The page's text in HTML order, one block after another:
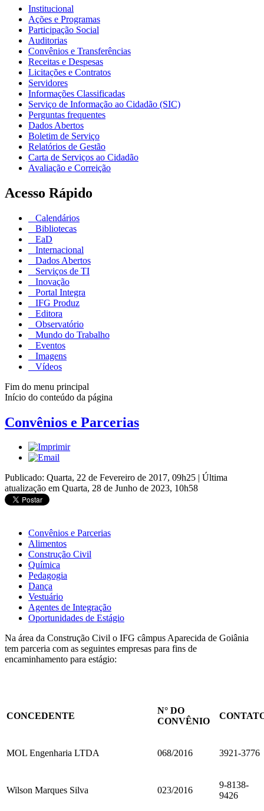
Institucional
Ações e Programas
Participação Social
Auditorias
Convênios e Transferências
Receitas e Despesas
Licitações e Contratos
Servidores
Informações Classificadas
Serviço de Informação ao Cidadão (SIC)
Perguntas frequentes
Dados Abertos
Boletim de Serviço
Relatórios de Gestão
Carta de Serviços ao Cidadão
Avaliação e Correição
Acesso Rápido
Calendários
Bibliotecas
EaD
Internacional
Dados Abertos
Serviços de TI
Inovação
Portal Integra
IFG Produz
Editora
Observatório
Mundo do Trabalho
Eventos
Imagens
Vídeos
Fim do menu principal
Início do conteúdo da página
Convênios e Parcerias
Publicado: Quarta, 22 de Fevereiro de 2017, 09h25 | Última
atualização em Quarta, 28 de Junho de 2023, 10h58
Convênios e Parcerias
Alimentos
Construção Civil
Química
Pedagogia
Dança
Vestuário
Agentes de Integração
Oportunidades de Estágio
Na área da Construção Civil o IFG câmpus Aparecida de Goiânia
tem parceria com as seguintes empresas para fins de
encaminhamento para estágio:
CONCEDENTE
N° DO
CONVÊNIO
MOL Engenharia LTDA 068/2016 3921-3776
Wilson Marques Silva 023/2016
9-8138-
9426